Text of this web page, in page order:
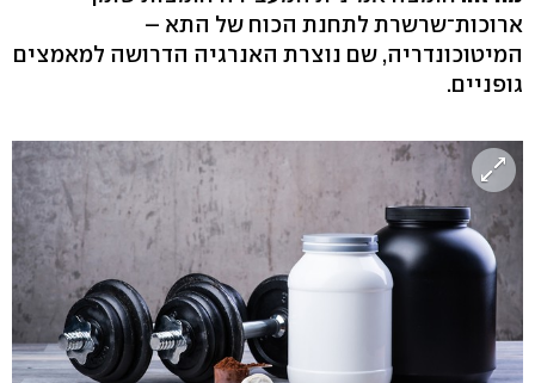
ארוכות־שרשרת לתחנת הכוח של התא –
המיטוכונדריה, שם נוצרת האנרגיה הדרושה למאמצים
גופניים.